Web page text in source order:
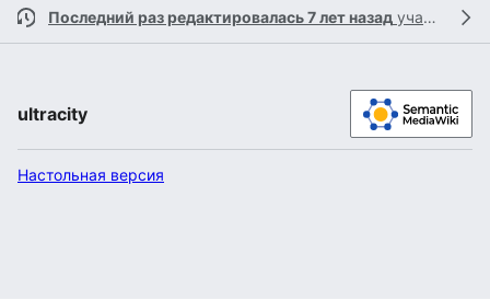
Последний раз редактировалась 7 лет назад участником
ultracity
Настольная версия